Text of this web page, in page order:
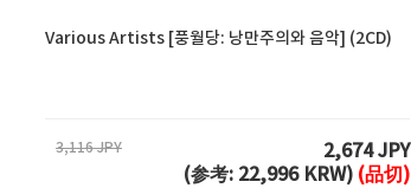
Various Artists [풍월당: 낭만주의와 음악] (2CD)
3,116 JPY
2,674 JPY
(参考: 22,996 KRW) (品切)